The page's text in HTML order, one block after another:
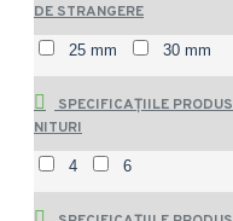
DE STRANGERE
25 mm 30 mm
SPECIFICAȚIILE
NITURI
4 6